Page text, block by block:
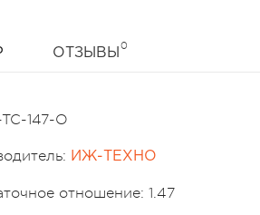
ОТЗЫВЫ
0
147-O
ИЖ-ТЕХНО
отношение: 1.47